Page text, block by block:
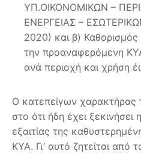
ΥΠ.ΟΙΚΟΝΟΜΙΚΩΝ –
ΕΝΕΡΓΕΙΑΣ –
2020) και β)
την προαναφερόμενη
ανά περιοχή και χρήση
Ο κατεπείγων χαρακτήρας
στο ότι ήδη έχει ξεκινήσει
εξαιτίας της
ΚΥΑ. Γι’ αυτό ζητείται από